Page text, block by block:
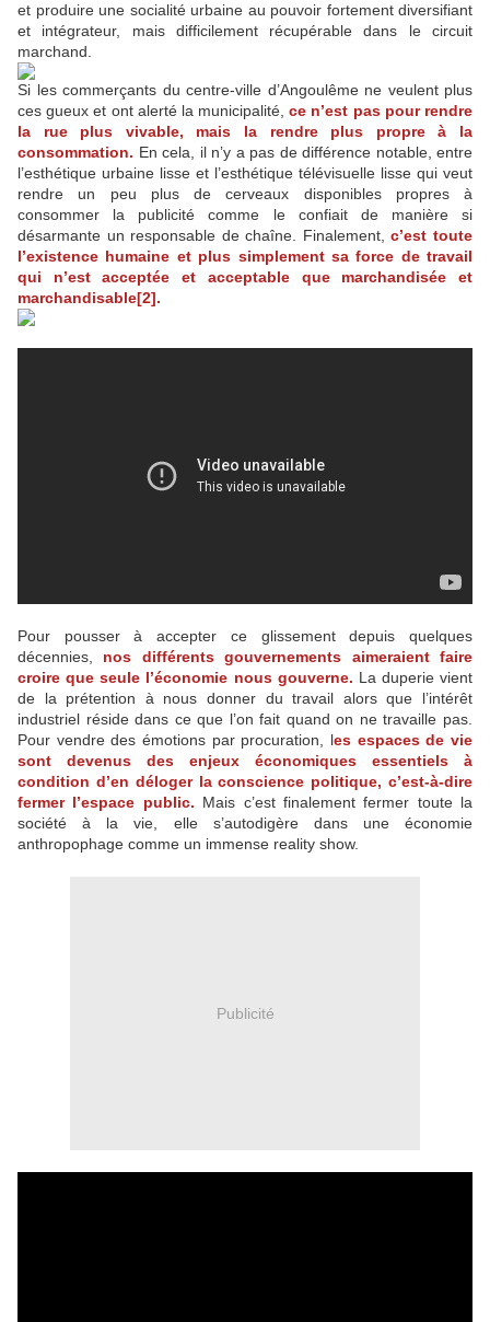
et produire une socialité urbaine au pouvoir fortement diversifiant
et intégrateur, mais difficilement récupérable dans le circuit
marchand.
Si les commerçants du centre-ville d’Angoulême ne veulent plus
ces gueux et ont alerté la municipalité,ce n’est pas pour rendre
la rue plus vivable, mais la rendre plus propre à la
consommation. En cela, il n’y a pas de différence notable, entre
l’esthétique urbaine lisse et l’esthétique télévisuelle lisse qui veut
rendre un peu plus de cerveaux disponibles propres à
consommer la publicité comme le confiait de manière si
désarmante un responsable de chaîne. Finalement,c’est toute
l’existence humaine et plus simplement sa force de travail
qui n’est acceptée et acceptable que marchandisée et
marchandisable[2].
Pour pousser à accepter ce glissement depuis quelques
décennies, nos différents gouvernements aimeraient faire
croire que seule l’économie nous gouverne. La duperie vient
de la prétention à nous donner du travail alors que l’intérêt
industriel réside dans ce que l’on fait quand on ne travaille pas.
Pour vendre des émotions par procuration, les espaces de vie
sont devenus des enjeux économiques essentiels à
condition d’en déloger la conscience politique, c’est-à-dire
fermer l’espace public. Mais c’est finalement fermer toute la
société à la vie, elle s’autodigère dans une économie
anthropophage comme un immense reality show.
Publicité